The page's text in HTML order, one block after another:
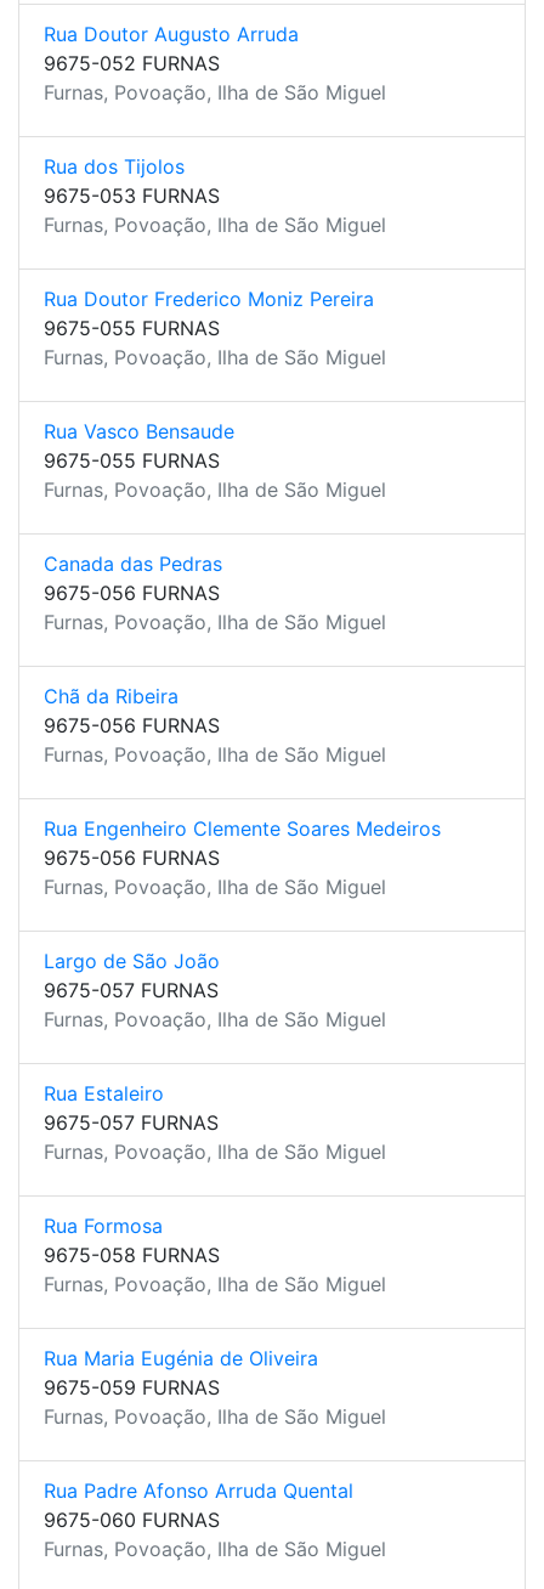
Rua Doutor Augusto Arruda
9675-052 FURNAS
Furnas, Povoação, Ilha de São Miguel
Rua dos Tijolos
9675-053 FURNAS
Furnas, Povoação, Ilha de São Miguel
Rua Doutor Frederico Moniz Pereira
9675-055 FURNAS
Furnas, Povoação, Ilha de São Miguel
Rua Vasco Bensaude
9675-055 FURNAS
Furnas, Povoação, Ilha de São Miguel
Canada das Pedras
9675-056 FURNAS
Furnas, Povoação, Ilha de São Miguel
Chã da Ribeira
9675-056 FURNAS
Furnas, Povoação, Ilha de São Miguel
Rua Engenheiro Clemente Soares Medeiros
9675-056 FURNAS
Furnas, Povoação, Ilha de São Miguel
Largo de São João
9675-057 FURNAS
Furnas, Povoação, Ilha de São Miguel
Rua Estaleiro
9675-057 FURNAS
Furnas, Povoação, Ilha de São Miguel
Rua Formosa
9675-058 FURNAS
Furnas, Povoação, Ilha de São Miguel
Rua Maria Eugénia de Oliveira
9675-059 FURNAS
Furnas, Povoação, Ilha de São Miguel
Rua Padre Afonso Arruda Quental
9675-060 FURNAS
Furnas, Povoação, Ilha de São Miguel